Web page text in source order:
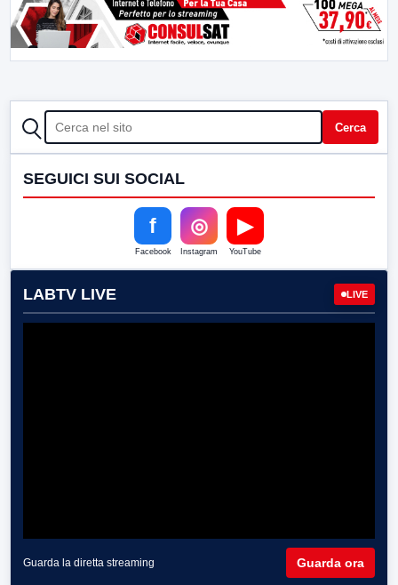
CERCA Cerca
SEGUICI SUI SOCIAL
f
Facebook
◎
Instagram
▶
YouTube
LABTV LIVE LIVE
Guarda la diretta streaming Guarda ora